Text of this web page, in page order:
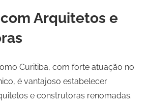
Arquitetos e
Curitiba, com forte atuação no
é vantajoso estabelecer
e construtoras renomadas.